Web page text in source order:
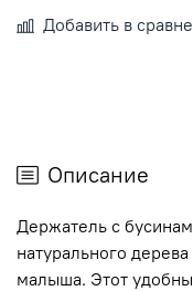
Добавить в
Описание
Держатель с
натурального
малыша. Этот